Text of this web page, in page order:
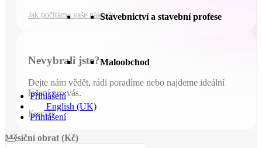
Stavebnictví a stavební profese
Maloobchod
Přihlášení
English (UK)
Přihlášení
Jak počítáme vaše náklady
Nevybrali jste?
Dejte nám vědět, rádi poradíme nebo najdeme ideální
řešení pro vás.
Kontakt
Měsíční obrat (Kč)